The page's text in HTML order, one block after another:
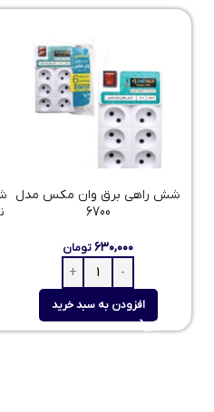
شش راهی برق وان مکس مدل
6700
۶۳۰,۰۰۰تومان
افزودن به سبد خرید